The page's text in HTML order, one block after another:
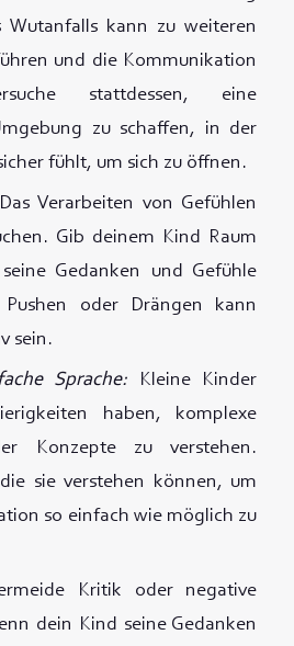
Wutanfalls kann zu weiteren
und die Kommunikation
stattdessen, eine
zu schaffen, in der
fühlt, um sich zu öffnen.
Das Verarbeiten von Gefühlen
Gib deinem Kind Raum
Gedanken und Gefühle
Pushen oder Drängen kann
sein.
Sprache: Kleine Kinder
haben, komplexe
Konzepte zu verstehen.
sie verstehen können, um
so einfach wie möglich zu
Kritik oder negative
dein Kind seine Gedanken